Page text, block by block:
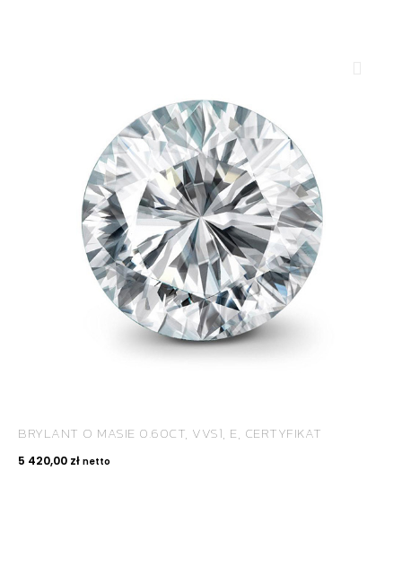
BRYLANT O MASIE 0.60CT, VVS1, E, CERTYFIKAT
5 420,00 zł netto
ROYAL DIAMONDS
Diamenty | Biżuteria | Kamienie dla jubilerów
SALON SPRZEDAŻY
KONTAKT